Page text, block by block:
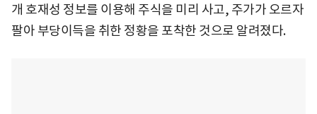
개 호재성 정보를 이용해 주식을 미리 사고, 주가가 오르자
팔아 부당이득을 취한 정황을 포착한 것으로 알려졌다.